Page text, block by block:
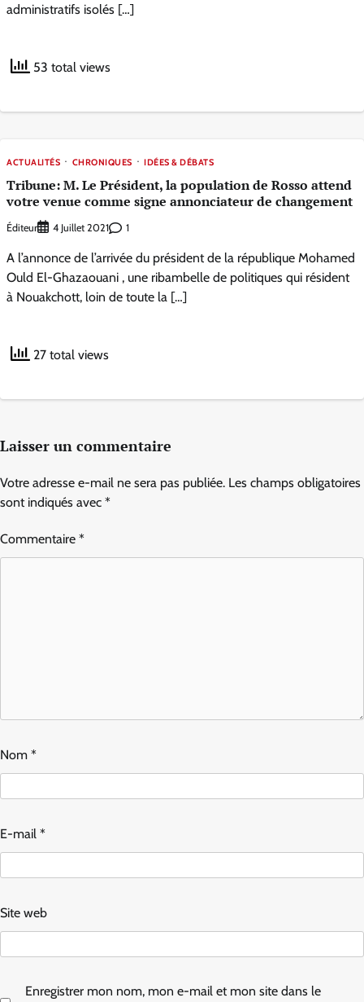
administratifs isolés […]
53 total views
ACTUALITÉS CHRONIQUES IDÉES & DÉBATS
Tribune: M. Le Président, la population de Rosso attend
votre venue comme signe annonciateur de changement
Éditeur 4 Juillet 2021 1
A l’annonce de l’arrivée du président de la république Mohamed
Ould El-Ghazaouani , une ribambelle de politiques qui résident
à Nouakchott, loin de toute la […]
27 total views
Laisser un commentaire
Votre adresse e-mail ne sera pas publiée. Les champs obligatoires
sont indiqués avec *
Commentaire *
Nom *
E-mail *
Site web
Enregistrer mon nom, mon e-mail et mon site dans le